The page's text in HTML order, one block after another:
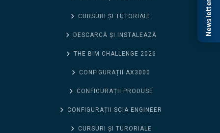
CURSURI ȘI TUTORIALE
DESCARCĂ ȘI INSTALEAZĂ
THE BIM CHALLENGE 2026
CONFIGURAȚII AX3000
CONFIGURAȚII PRODUSE
CONFIGURAȚII SCIA ENGINEER
CURSURI ȘI TURORIALE
Newsletter